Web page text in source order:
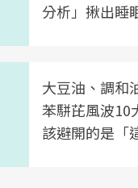
分析」揪出睡
大豆油、調和
苯駢芘風波10
該避開的是「